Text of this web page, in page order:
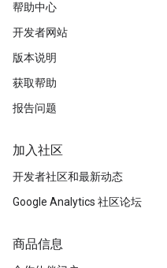
帮助中心
开发者网站
版本说明
获取帮助
报告问题
加入社区
开发者社区和最新动态
Google Analytics 社区论坛
商品信息